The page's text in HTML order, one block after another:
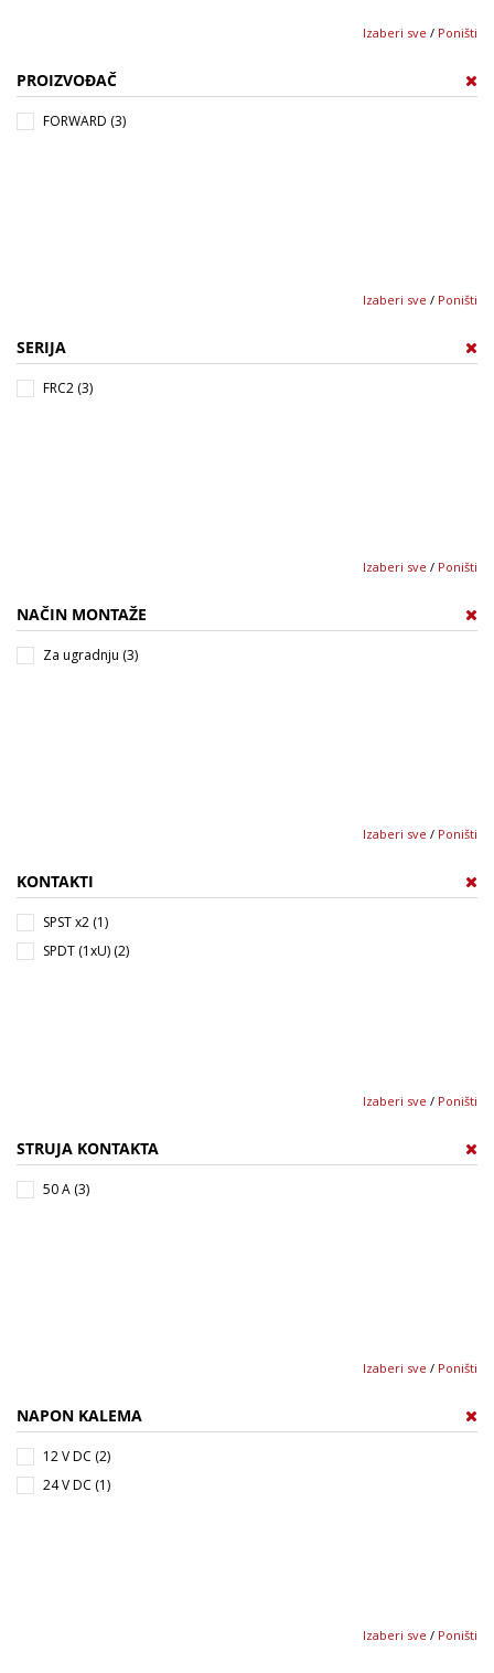
Izaberi sve / Poništi
PROIZVOĐAČ
FORWARD (3)
Izaberi sve / Poništi
SERIJA
FRC2 (3)
Izaberi sve / Poništi
NAČIN MONTAŽE
Za ugradnju (3)
Izaberi sve / Poništi
KONTAKTI
SPST x2 (1)
SPDT (1xU) (2)
Izaberi sve / Poništi
STRUJA KONTAKTA
50 A (3)
Izaberi sve / Poništi
NAPON KALEMA
12 V DC (2)
24 V DC (1)
Izaberi sve / Poništi